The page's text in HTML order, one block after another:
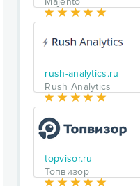
rush-analytics.ru
Rush Analytics
topvisor.ru
Топвизор